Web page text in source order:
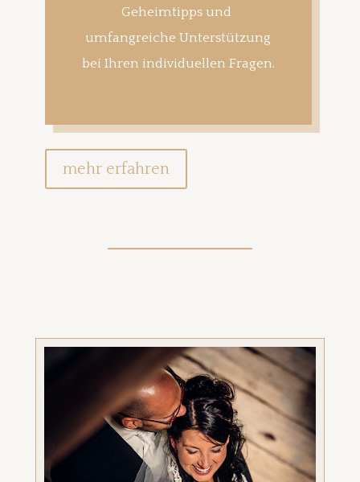
Geheimtipps und
umfangreiche Unterstützung
bei Ihren individuellen Fragen.
mehr erfahren